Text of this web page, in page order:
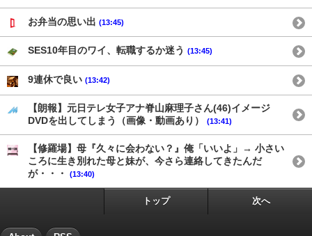
お弁当の思い出 (13:45)
SES10年目のワイ、転職するか迷う (13:45)
9連休で良い (13:42)
【朗報】元日テレ女子アナ脊山麻理子さん(46)イメージ
DVDを出してしまう（画像・動画あり）
(13:41)
【修羅場】母『久々に会わない？』俺「いいよ」→ 小さい
ころに生き別れた母と妹が、今さら連絡してきたんだ
が・・・
(13:40)
トップ 次へ